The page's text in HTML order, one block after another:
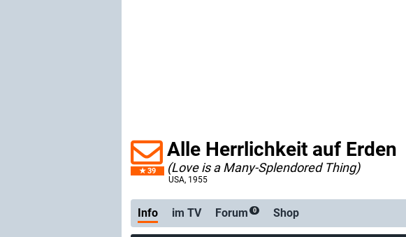
39
Alle Herrlichkeit auf Erden
(Love is a Many-Splendored Thing)
USA, 1955
Info im TV Forum 0 Shop